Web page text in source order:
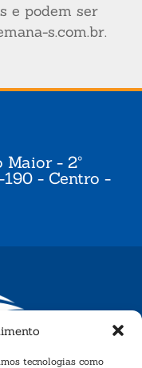
tecnologias como
e podem ser
s.com.br.
Maior - 2º
190 - Centro -